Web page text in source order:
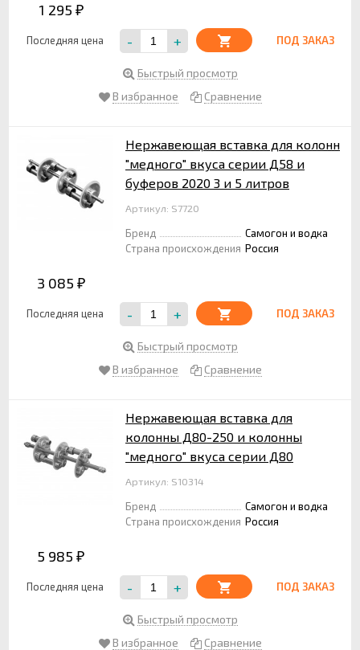
1 295 ₽
Последняя цена - + ПОД ЗАКАЗ
Быстрый просмотр
В избранное
Сравнение
Нержавеющая вставка для колонн
"медного" вкуса серии Д58 и
буферов 2020 3 и 5 литров
Артикул: S7720
Бренд
Самогон и водка
Страна происхождения Россия
3 085 ₽
Последняя цена - + ПОД ЗАКАЗ
Быстрый просмотр
В избранное
Сравнение
Нержавеющая вставка для
колонны Д80-250 и колонны
"медного" вкуса серии Д80
Артикул: S10314
Бренд
Самогон и водка
Страна происхождения Россия
5 985 ₽
Последняя цена - + ПОД ЗАКАЗ
Быстрый просмотр
В избранное
Сравнение